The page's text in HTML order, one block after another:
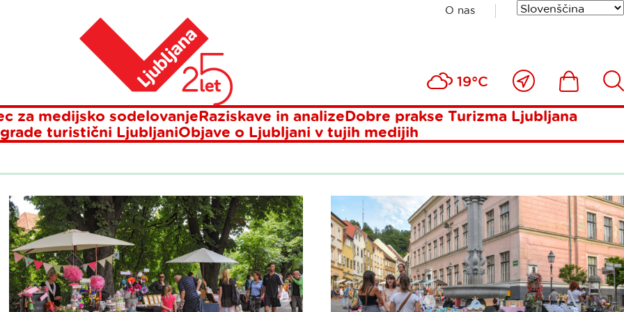
O nas
19°C
Blizu
mene
Ikona Išči
za medijsko sodelovanjeRaziskave in analizeDobre prakse Turizma Ljubljana
turistični LjubljaniObjave o Ljubljani v tujih medijih
Prireditve